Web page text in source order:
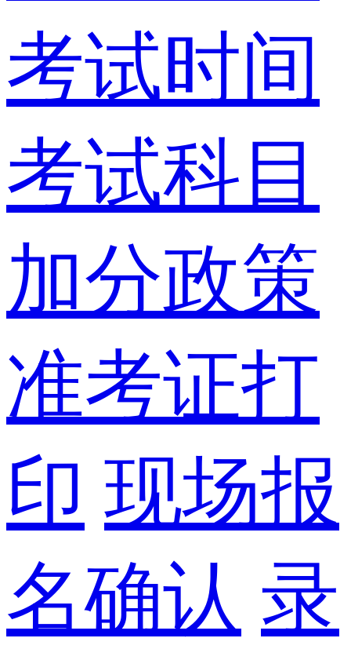
考试时间
考试科目
加分政策
准考证打
印 现场报
名确认 录